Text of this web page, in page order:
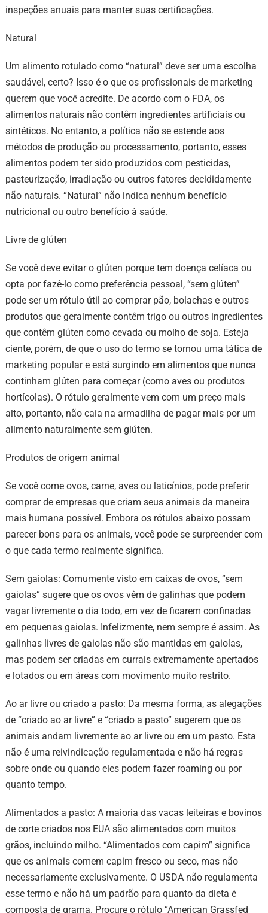
inspeções anuais para manter suas certificações.
Natural
Um alimento rotulado como “natural” deve ser uma escolha
saudável, certo? Isso é o que os profissionais de marketing
querem que você acredite. De acordo com o FDA, os
alimentos naturais não contêm ingredientes artificiais ou
sintéticos. No entanto, a política não se estende aos
métodos de produção ou processamento, portanto, esses
alimentos podem ter sido produzidos com pesticidas,
pasteurização, irradiação ou outros fatores decididamente
não naturais. “Natural” não indica nenhum benefício
nutricional ou outro benefício à saúde.
Livre de glúten
Se você deve evitar o glúten porque tem doença celíaca ou
opta por fazê-lo como preferência pessoal, “sem glúten”
pode ser um rótulo útil ao comprar pão, bolachas e outros
produtos que geralmente contêm trigo ou outros ingredientes
que contêm glúten como cevada ou molho de soja. Esteja
ciente, porém, de que o uso do termo se tornou uma tática de
marketing popular e está surgindo em alimentos que nunca
continham glúten para começar (como aves ou produtos
hortícolas). O rótulo geralmente vem com um preço mais
alto, portanto, não caia na armadilha de pagar mais por um
alimento naturalmente sem glúten.
Produtos de origem animal
Se você come ovos, carne, aves ou laticínios, pode preferir
comprar de empresas que criam seus animais da maneira
mais humana possível. Embora os rótulos abaixo possam
parecer bons para os animais, você pode se surpreender com
o que cada termo realmente significa.
Sem gaiolas: Comumente visto em caixas de ovos, “sem
gaiolas” sugere que os ovos vêm de galinhas que podem
vagar livremente o dia todo, em vez de ficarem confinadas
em pequenas gaiolas. Infelizmente, nem sempre é assim. As
galinhas livres de gaiolas não são mantidas em gaiolas,
mas podem ser criadas em currais extremamente apertados
e lotados ou em áreas com movimento muito restrito.
Ao ar livre ou criado a pasto: Da mesma forma, as alegações
de “criado ao ar livre” e “criado a pasto” sugerem que os
animais andam livremente ao ar livre ou em um pasto. Esta
não é uma reivindicação regulamentada e não há regras
sobre onde ou quando eles podem fazer roaming ou por
quanto tempo.
Alimentados a pasto: A maioria das vacas leiteiras e bovinos
de corte criados nos EUA são alimentados com muitos
grãos, incluindo milho. “Alimentados com capim” significa
que os animais comem capim fresco ou seco, mas não
necessariamente exclusivamente. O USDA não regulamenta
esse termo e não há um padrão para quanto da dieta é
composta de grama. Procure o rótulo “American Grassfed